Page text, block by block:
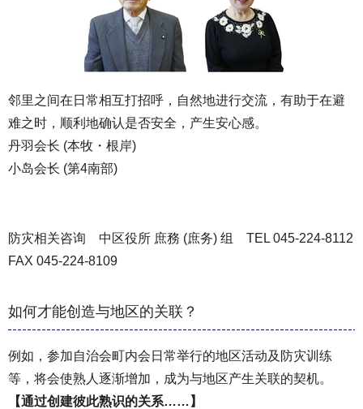
邻里之间在日常相互打招呼，自然地进行交流，有助于在避
难之时，顺利地确认是否安全，产生安心感。
丹羽会长 (本牧・根岸)
小岛会长 (第4南部)
防灾相关咨询 中区役所 庶務 (庶务) 组 TEL 045-224-8112
FAX 045-224-8109
如何才能创造与地区的关联？
例如，参加自治会町内会日常举行的地区活动及防灾训练
等，将会使熟人逐渐增加，成为与地区产生关联的契机。
【通过创建彼此熟识的关系……】